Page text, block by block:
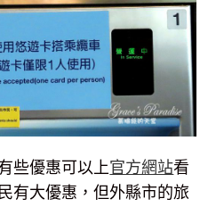
些優惠可以上官方網站看
有大優惠，但外縣市的旅